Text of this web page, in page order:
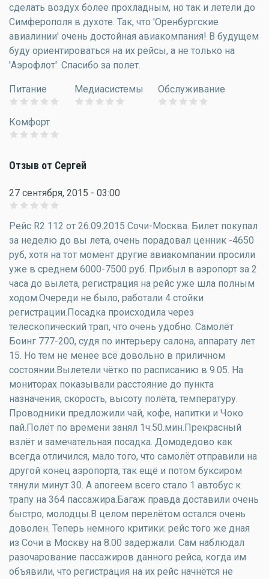
сделать воздух более прохладным, но так и летели до
Симферополя в духоте. Так, что 'Оренбургские
авиалинии' очень достойная авиакомпания! В будущем
буду ориентироваться на их рейсы, а не только на
'Аэрофлот'. Спасибо за полет.
Питание Медиасистемы Обслуживание
Комфорт
Отзыв от Сергей
27 сентября, 2015 - 03:00
Рейс R2 112 от 26.09.2015 Сочи-Москва. Билет покупал
за неделю до вы лета, очень порадовал ценник -4650
руб, хотя на тот момент другие авиакомпании просили
уже в среднем 6000-7500 руб. Прибыл в аэропорт за 2
часа до вылета, регистрация на рейс уже шла полным
ходом.Очереди не было, работали 4 стойки
регистрации.Посадка происходила через
телескопический трап, что очень удобно. Самолёт
Боинг 777-200, судя по интерьеру салона, аппарату лет
15. Но тем не менее всё довольно в приличном
состоянии.Вылетели чётко по расписанию в 9.05. На
мониторах показывали расстояние до пункта
назначения, скорость, высоту полёта, температуру.
Проводники предложили чай, кофе, напитки и Чоко
пай.Полёт по времени занял 1ч.50.мин.Прекрасный
взлёт и замечательная посадка. Домодедово как
всегда отличился, мало того, что самолёт отправили на
другой конец аэропорта, так ещё и потом буксиром
тянули минут 30. А апогеем всего стало 1 автобус к
трапу на 364 пассажира.Багаж правда доставили очень
быстро, молодцы.В целом перелётом остался очень
доволен. Теперь немного критики: рейс того же дная
из Сочи в Москву на 8.00 задержали. Сам наблюдал
разочарование пассажиров данного рейса, когда им
объявили, что регистрация на их рейс начнётся не